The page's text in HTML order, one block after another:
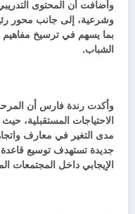
وأضافت أن المحتوى
وشرعية، إلى جانب محور
بما يسهم في ترسيخ مفاهيم
الشباب.
وأكدت رندة فارس أن
الاحتياجات المستقبلية،
مدى التغير في معارف
جديدة تستهدف توسيع قاعدة
الإيجابي داخل المجتمعات